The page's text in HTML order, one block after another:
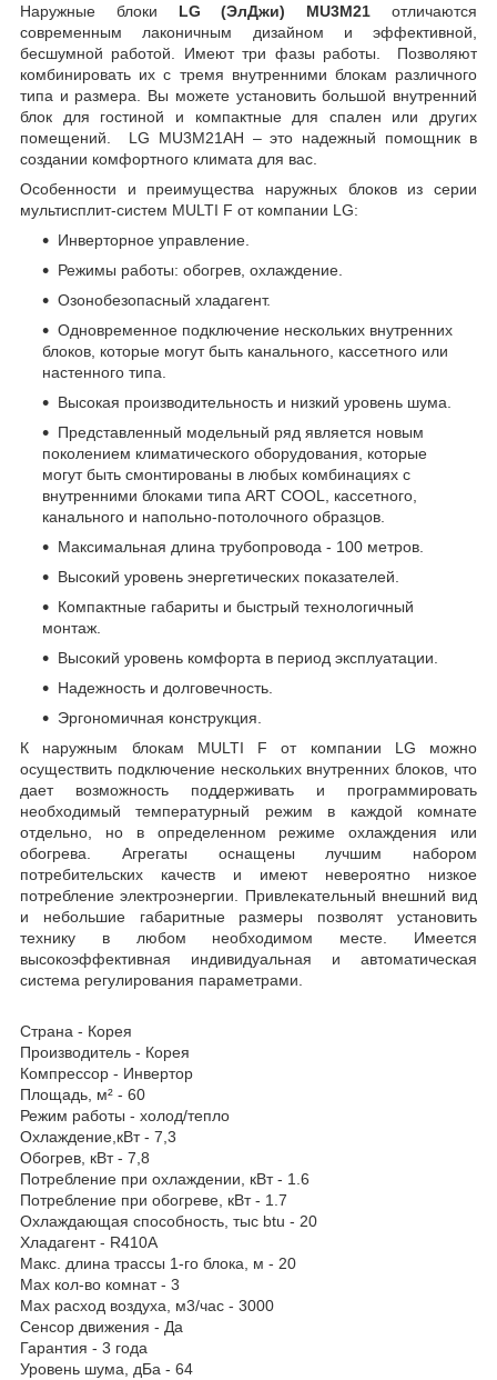
Наружные блоки LG(ЭлДжи) MU3M21 отличаются
современным лаконичным дизайном и эффективной,
бесшумной работой. Имеют три фазы работы. Позволяют
комбинировать их с тремя внутренними блокам различного
типа и размера. Вы можете установить большой внутренний
блок для гостиной и компактные для спален или других
помещений. LG MU3M21AH – это надежный помощник в
создании комфортного климата для вас.
Особенности и преимущества наружных блоков из серии
мультисплит-систем MULTI F от компании LG:
Инверторное управление.
Режимы работы: обогрев, охлаждение.
Озонобезопасный хладагент.
Одновременное подключение нескольких внутренних
блоков, которые могут быть канального, кассетного или
настенного типа.
Высокая производительность и низкий уровень шума.
Представленный модельный ряд является новым
поколением климатического оборудования, которые
могут быть смонтированы в любых комбинациях с
внутренними блоками типа ART COOL, кассетного,
канального и напольно-потолочного образцов.
Максимальная длина трубопровода - 100 метров.
Высокий уровень энергетических показателей.
Компактные габариты и быстрый технологичный
монтаж.
Высокий уровень комфорта в период эксплуатации.
Надежность и долговечность.
Эргономичная конструкция.
К наружным блокам MULTI F от компании LG можно
осуществить подключение нескольких внутренних блоков, что
дает возможность поддерживать и программировать
необходимый температурный режим в каждой комнате
отдельно, но в определенном режиме охлаждения или
обогрева. Агрегаты оснащены лучшим набором
потребительских качеств и имеют невероятно низкое
потребление электроэнергии. Привлекательный внешний вид
и небольшие габаритные размеры позволят установить
технику в любом необходимом месте. Имеется
высокоэффективная индивидуальная и автоматическая
система регулирования параметрами.
Страна - Корея
Производитель - Корея
Компрессор - Инвертор
Площадь, м² - 60
Режим работы - холод/тепло
Охлаждение,кВт - 7,3
Обогрев, кВт - 7,8
Потребление при охлаждении, кВт - 1.6
Потребление при обогреве, кВт - 1.7
Охлаждающая способность, тыс btu - 20
Хладагент - R410A
Макс. длина трассы 1-го блока, м - 20
Max кол-во комнат - 3
Max расход воздуха, м3/час - 3000
Сенсор движения - Да
Гарантия - 3 года
Уровень шума, дБа - 64